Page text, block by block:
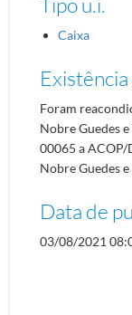
Caixa
Foram
Nobre Guedes
00065 a
Nobre Guedes
Data de
03/08/2021